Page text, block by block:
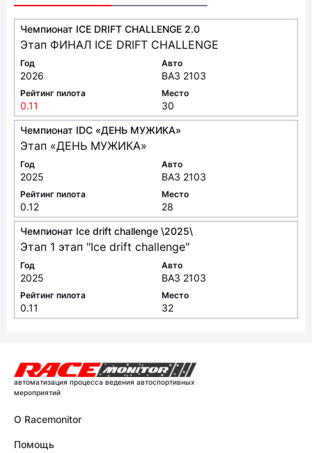
Чемпионат ICE DRIFT CHALLENGE 2.0
Этап ФИНАЛ ICE DRIFT CHALLENGE
Год
2026
Авто
ВАЗ 2103
Рейтинг пилота
0.11
Место
30
Чемпионат IDC «ДЕНЬ МУЖИКА»
Этап «ДЕНЬ МУЖИКА»
Год
2025
Авто
ВАЗ 2103
Рейтинг пилота
0.12
Место
28
Чемпионат Ice drift challenge \2025\
Этап 1 этап "Ice drift challenge"
Год
2025
Авто
ВАЗ 2103
Рейтинг пилота
0.11
Место
32
автоматизация процесса ведения автоспортивных
мероприятий
О Racemonitor
Помощь